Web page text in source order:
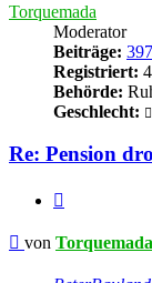
Torquemada
Moderator
Beiträge:
Registriert:
Behörde:
Geschlecht:
Re: Pension
Beitrag
von Torquemada